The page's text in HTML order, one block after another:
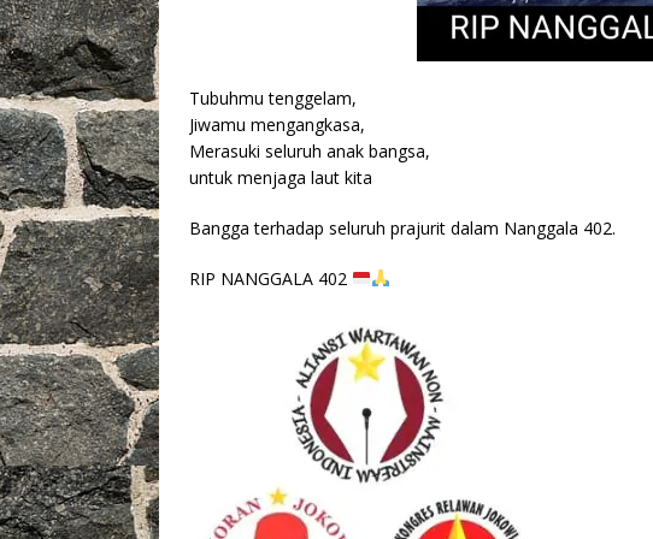
Tubuhmu tenggelam,
Jiwamu mengangkasa,
Merasuki seluruh anak bangsa,
untuk menjaga laut kita
Bangga terhadap seluruh prajurit dalam Nanggala 402.
RIP NANGGALA 402